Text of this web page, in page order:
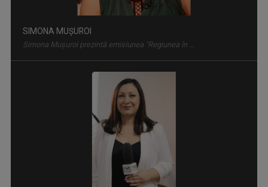
ISTORIA NECUNOSCUTĂ
Duminică, ora 11.30, bilunar
LACRIMA BALINT-BLOJ
Jurnalist Senior, realizator și prezentator ...